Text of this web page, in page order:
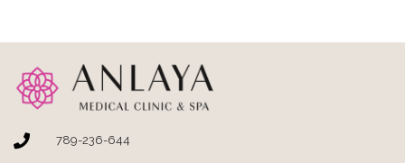
789-236-644